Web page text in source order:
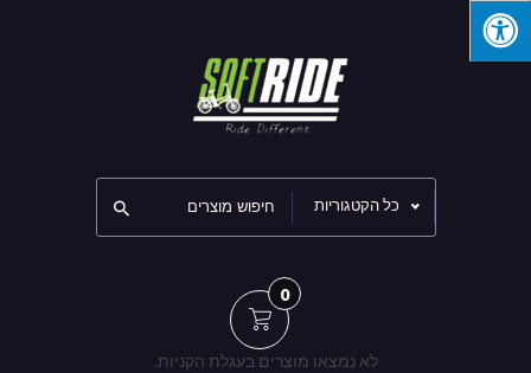
כל הקטגוריות
0
לא נמצאו מוצרים בעגלת הקניות.